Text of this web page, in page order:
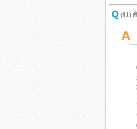
(01)